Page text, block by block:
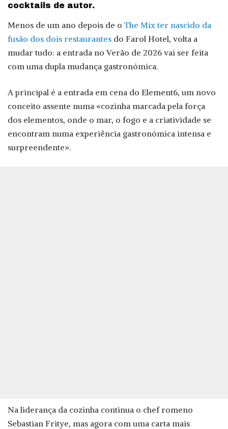
cocktails de autor.
Menos de um ano depois de o The Mix ter nascido da
fusão dos dois restaurantes do Farol Hotel, volta a
mudar tudo: a entrada no Verão de 2026 vai ser feita
com uma dupla mudança gastronómica.
A principal é a entrada em cena do Element6, um novo
conceito assente numa «cozinha marcada pela força
dos elementos, onde o mar, o fogo e a criatividade se
encontram numa experiência gastronómica intensa e
surpreendente».
Na liderança da cozinha continua o chef romeno
Sebastian Fritye, mas agora com uma carta mais